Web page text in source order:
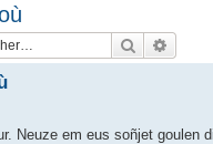
Rechercher
Neuze em eus soñjet goulen